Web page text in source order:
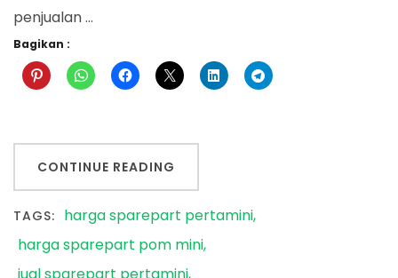
penjualan …
Bagikan :
CONTINUE READING
TAGS: harga sparepart pertamini
harga sparepart pom mini